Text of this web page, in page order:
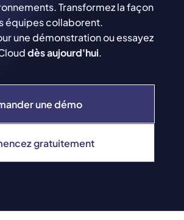
une démo
gratuitement
Transformez la façon
équipes collaborent.
une démonstration ou essayez
dès aujourd'hui.